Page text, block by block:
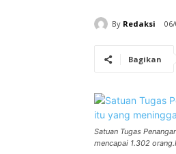
By Redaksi
Bagikan
Satuan Tugas
mencapai 1.302